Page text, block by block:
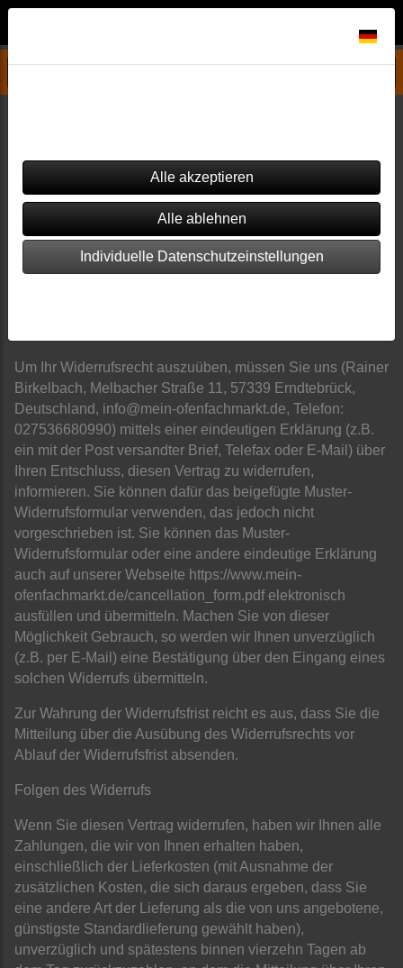
Widerrufsbelehrung
Widerrufsrecht
Sie haben das Recht, binnen vierzehn Tagen ohne
Angabe von Gründen diesen Vertrag zu widerrufen. Die
Widerrufsfrist beträgt vierzehn Tage ab dem Tag an dem
Um Ihr Widerrufsrecht auszuüben, müssen Sie uns (Rainer
Birkelbach, Melbacher Straße 11, 57339 Erndtebrück,
Deutschland, info@mein-ofenfachmarkt.de, Telefon:
027536680990) mittels einer eindeutigen Erklärung (z.B.
ein mit der Post versandter Brief, Telefax oder E-Mail) über
Ihren Entschluss, diesen Vertrag zu widerrufen,
informieren. Sie können dafür das beigefügte Muster-
Widerrufsformular verwenden, das jedoch nicht
vorgeschrieben ist. Sie können das Muster-
Widerrufsformular oder eine andere eindeutige Erklärung
auch auf unserer Webseite https://www.mein-
ofenfachmarkt.de/cancellation_form.pdf elektronisch
ausfüllen und übermitteln. Machen Sie von dieser
Möglichkeit Gebrauch, so werden wir Ihnen unverzüglich
(z.B. per E-Mail) eine Bestätigung über den Eingang eines
solchen Widerrufs übermitteln.
Zur Wahrung der Widerrufsfrist reicht es aus, dass Sie die
Mitteilung über die Ausübung des Widerrufsrechts vor
Ablauf der Widerrufsfrist absenden.
Folgen des Widerrufs
Wenn Sie diesen Vertrag widerrufen, haben wir Ihnen alle
Zahlungen, die wir von Ihnen erhalten haben,
einschließlich der Lieferkosten (mit Ausnahme der
zusätzlichen Kosten, die sich daraus ergeben, dass Sie
eine andere Art der Lieferung als die von uns angebotene,
günstigste Standardlieferung gewählt haben),
unverzüglich und spätestens binnen vierzehn Tagen ab
Individuelle Datenschutzeinstellungen